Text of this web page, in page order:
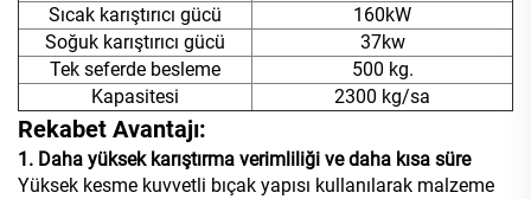
Sıcak karıştırıcı gücü
160kW
Soğuk karıştırıcı gücü
37kw
Tek seferde besleme
500 kg.
Kapasitesi
2300 kg/sa
Rekabet Avantajı:
1. Daha yüksek karıştırma verimliliği ve daha kısa süre
Yüksek kesme kuvvetli bıçak yapısı kullanılarak malzeme